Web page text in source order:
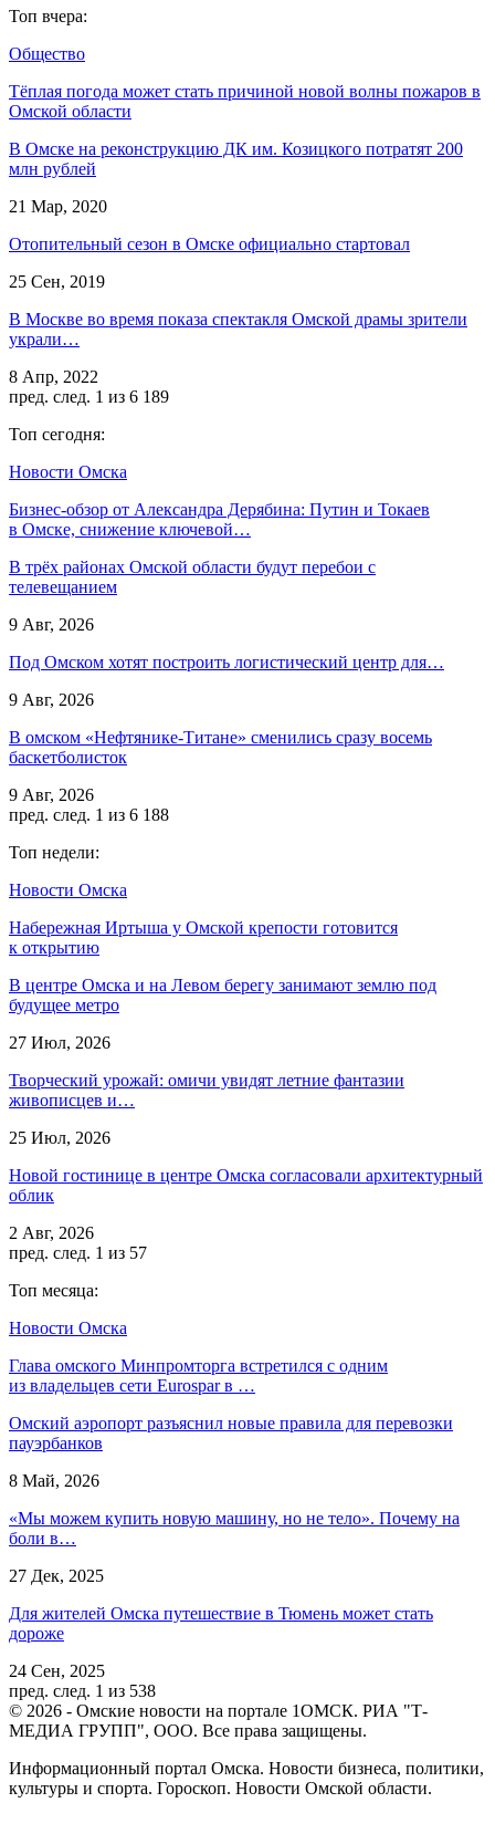
Топ вчера:
Общество
Тёплая погода может стать причиной новой волны пожаров в
Омской области
В Омске на реконструкцию ДК им. Козицкого потратят 200
млн рублей
21 Мар, 2020
Отопительный сезон в Омске официально стартовал
25 Сен, 2019
В Москве во время показа спектакля Омской драмы зрители
украли…
8 Апр, 2022
пред. след. 1 из 6 189
Топ сегодня:
Новости Омска
Бизнес-обзор от Александра Дерябина: Путин и Токаев
в Омске, снижение ключевой…
В трёх районах Омской области будут перебои с
телевещанием
9 Авг, 2026
Под Омском хотят построить логистический центр для…
9 Авг, 2026
В омском «Нефтянике-Титане» сменились сразу восемь
баскетболисток
9 Авг, 2026
пред. след. 1 из 6 188
Топ недели:
Новости Омска
Набережная Иртыша у Омской крепости готовится
к открытию
В центре Омска и на Левом берегу занимают землю под
будущее метро
27 Июл, 2026
Творческий урожай: омичи увидят летние фантазии
живописцев и…
25 Июл, 2026
Новой гостинице в центре Омска согласовали архитектурный
облик
2 Авг, 2026
пред. след. 1 из 57
Топ месяца:
Новости Омска
Глава омского Минпромторга встретился с одним
из владельцев сети Eurospar в …
Омский аэропорт разъяснил новые правила для перевозки
пауэрбанков
8 Май, 2026
«Мы можем купить новую машину, но не тело». Почему на
боли в…
27 Дек, 2025
Для жителей Омска путешествие в Тюмень может стать
дороже
24 Сен, 2025
пред. след. 1 из 538
© 2026 - Омские новости на портале 1ОМСК. РИА "Т-
МЕДИА ГРУПП", ООО. Все права защищены.
Информационный портал Омска. Новости бизнеса, политики,
культуры и спорта. Гороскоп. Новости Омской области.